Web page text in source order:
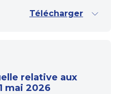
Télécharger
relative aux
mai 2026